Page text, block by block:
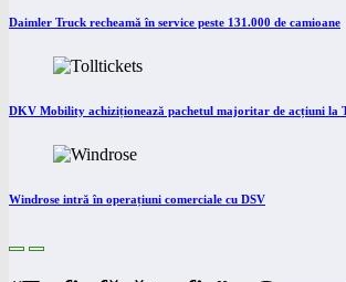
Daimler Truck recheamă în service peste 131.000 de camioane
DKV Mobility achiziționează pachetul majoritar de acțiuni la
Windrose intră în operațiuni comerciale cu DSV